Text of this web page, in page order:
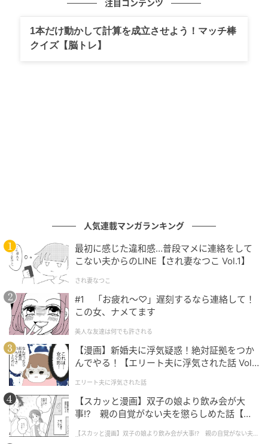
り、お夕食までもてなして下さったのです。
残念なことにその後お店は無くなっています。店主の
おじさんはお元気にされているといいのですが......。
あの日に受けた御恩はこれからも忘れずにいたいと思
います。
あなたの「やさしい思い出」、聞かせて！
名前も知らない、どこにいるかもわからない......。そ
んな誰かに伝えたい「ありがとう」や「ごめんなさ
い」、あるいは「どんなもんだい！」を心の中に秘め
ている、という人もいるだろう。
注目コンテンツ
1本だけ動かして計算を成立させよう！マッチ棒
クイズ【脳トレ】
人気連載マンガランキング
最初に感じた違和感…普段マメに連絡をして
こない夫からのLINE【され妻なつこ Vol.1】
され妻なつこ
#1 「お疲れ〜♡」遅刻するなら連絡して！
この女、ナメてます
美人な友達は何でも許される
【漫画】新婚夫に浮気疑惑！絶対証拠をつか
んでやる！【エリート夫に浮気された話 Vol.
エリート夫に浮気された話
【スカッと漫画】双子の娘より飲み会が大
事!? 親の自覚がない夫を懲らしめた話【第1
【スカッと漫画】双子の娘より飲み会が大事!? 親の自覚がない夫を
懲らしめた話